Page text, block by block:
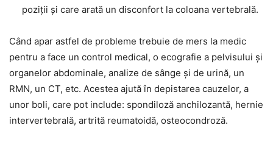
poziții și care arată un disconfort la coloana vertebrală.
Când apar astfel de probleme trebuie de mers la medic
pentru a face un control medical, o ecografie a pelvisului și
organelor abdominale, analize de sânge și de urină, un
RMN, un CT, etc. Acestea ajută în depistarea cauzelor, a
unor boli, care pot include: spondiloză anchilozantă, hernie
intervertebrală, artrită reumatoidă, osteocondroză.